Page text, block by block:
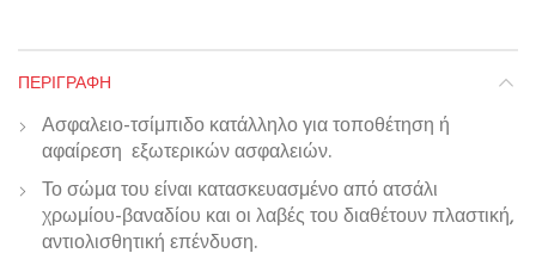
ΠΕΡΙΓΡΑΦΉ
Ασφαλειο-τσίμπιδο κατάλληλο για τοποθέτηση ή
αφαίρεση εξωτερικών ασφαλειών.
Το σώμα του είναι κατασκευασμένο από ατσάλι
χρωμίου-βαναδίου και οι λαβές του διαθέτουν πλαστική,
αντιολισθητική επένδυση.